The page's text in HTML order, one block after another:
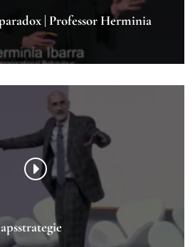
| Professor Herminia